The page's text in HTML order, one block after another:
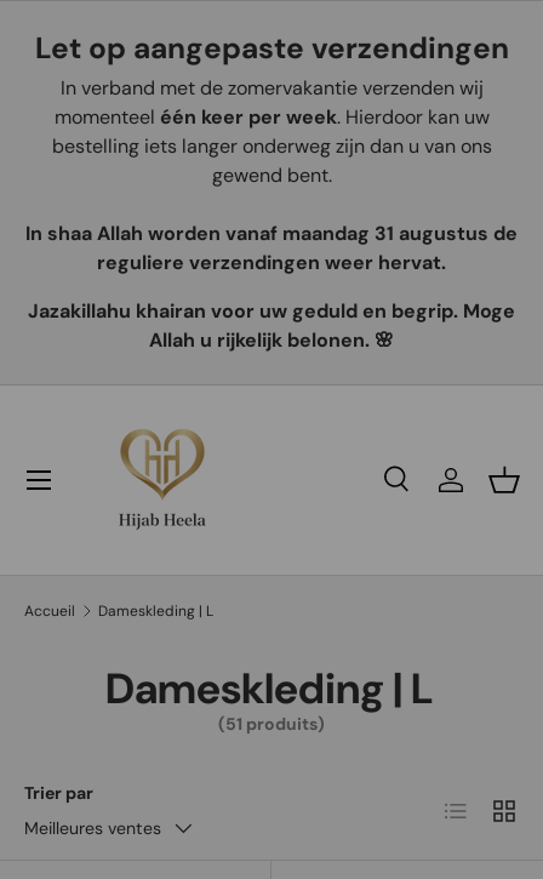
Aller au contenu
Let op aangepaste verzendingen
In verband met de zomervakantie verzenden wij
momenteel één keer per week. Hierdoor kan uw
bestelling iets langer onderweg zijn dan u van ons
gewend bent.
In shaa Allah worden vanaf maandag 31 augustus de
reguliere verzendingen weer hervat.
Jazakillahu khairan voor uw geduld en begrip. Moge
Allah u rijkelijk belonen. 🌸
Recherche
Se
Accueil Dameskleding | L
Dameskleding | L
(51 produits)
Trier par
Meilleures ventes
Liste Grille